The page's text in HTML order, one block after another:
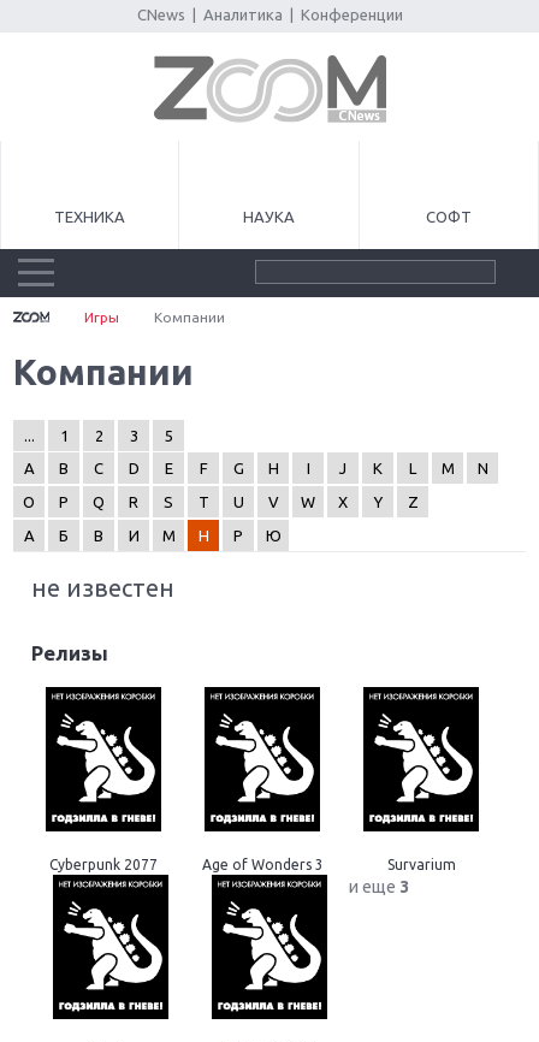
CNews Аналитика Конференции
ТЕХНИКА НАУКА СОФТ
Игры Компании
Компании
1 2 3
5
A
B C D E F G H I J K L M
N
O
P Q R S T U V W X Y
Z
А
Б В И М Н Р Ю
не известен
Релизы
Cyberpunk 2077 Age of Wonders 3 Survarium
и еще 3